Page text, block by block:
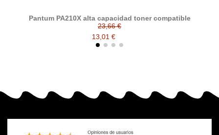
Pantum PA210X alta capacidad toner compatible
23,66 €
13,01 €